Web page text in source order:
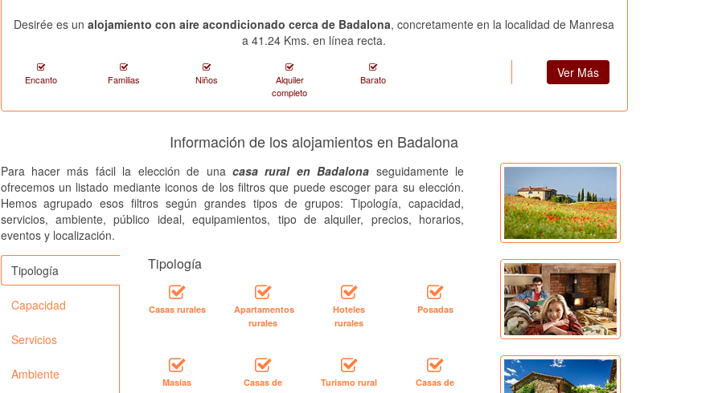
Desirée es unalojamiento con aire acondicionado cerca de Badalona, concretamente en la localidad de Manresa
a 41.24 Kms. en línea recta.
Encanto Familias Niños
Alquiler
completo
Barato Ver Más
Información de los alojamientos en Badalona
Para hacer más fácil la elección de una casa rural en Badalona seguidamente le
ofrecemos un listado mediante iconos de los filtros que puede escoger para su elección.
Hemos agrupado esos filtros según grandes tipos de grupos: Tipología, capacidad,
servicios, ambiente, público ideal, equipamientos, tipo de alquiler, precios, horarios,
eventos y localización.
Tipología
Capacidad
Servicios
Ambiente
Tipología
Casas rurales
Apartamentos
rurales
Hoteles
rurales
Posadas
Masías
Casas de
Turismo rural
Casas de